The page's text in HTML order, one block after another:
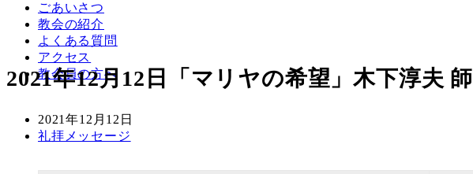
ごあいさつ
教会の紹介
よくある質問
アクセス
教会員の方へ
2021年12月12日「マリヤの希望」木下淳夫 師
投
稿
2021年12月12日
カ
礼拝メッセージ